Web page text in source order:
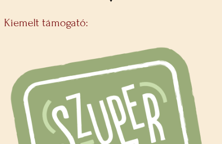
Kiemelt támogató: